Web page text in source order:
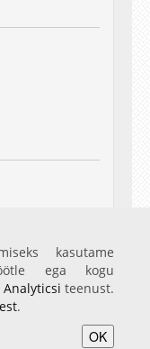
kasutame
ega kogu
Analyticsi teenust.
.
OK